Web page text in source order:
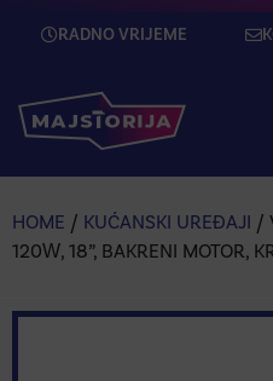
RADNO VRIJEME
HOME / KUĆANSKI UREĐAJI /
120W, 18”, BAKRENI MOTOR,